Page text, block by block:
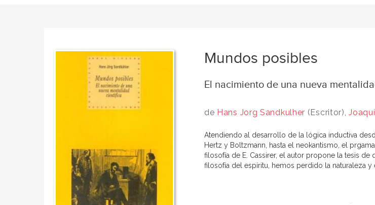
Mundos posibles
El nacimiento de una nueva
de Hans Jorg Sandkulher (Escritor),
Atendiendo al desarrollo de la lógica inductiva
Hertz y Boltzmann, hasta el neokantismo, el
filosofía de E. Cassirer, el autor propone la tesis
filosofía del espíritu, hemos perdido la naturaleza